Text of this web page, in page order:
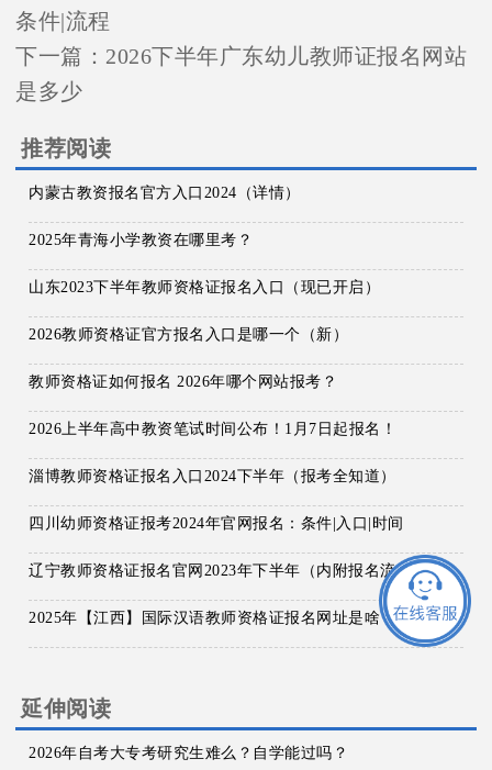
条件|流程
下一篇： 2026下半年广东幼儿教师证报名网站
是多少
推荐阅读
内蒙古教资报名官方入口2024（详情）
2025年青海小学教资在哪里考？
山东2023下半年教师资格证报名入口（现已开启）
2026教师资格证官方报名入口是哪一个（新）
教师资格证如何报名 2026年哪个网站报考？
2026上半年高中教资笔试时间公布！1月7日起报名！
淄博教师资格证报名入口2024下半年（报考全知道）
四川幼师资格证报考2024年官网报名：条件|入口|时间
辽宁教师资格证报名官网2023年下半年（内附报名流程）
2025年【江西】国际汉语教师资格证报名网址是啥？
延伸阅读
2026年自考大专考研究生难么？自学能过吗？